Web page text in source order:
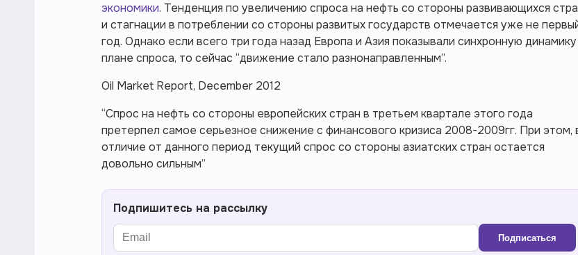
экономики. Тенденция по увеличению спроса на нефть со стороны развивающихся
и стагнации в потреблении со стороны развитых государств отмечается уже не
год. Однако если всего три года назад Европа и Азия показывали синхронную динамику
плане спроса, то сейчас “движение стало разнонаправленным”.
Oil Market Report, December 2012
“Спрос на нефть со стороны европейских стран в третьем квартале этого года
претерпел самое серьезное снижение с финансового кризиса 2008-2009гг. При этом,
отличие от данного период текущий спрос со стороны азиатских стран остается
довольно сильным”
Подпишитесь на рассылку
Подписаться